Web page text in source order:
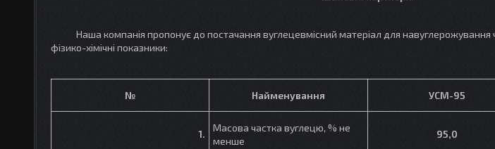
Наша компанія пропонує до постачання вуглецевмісний матеріал для навуглерожування
фізико-хімічні показники:
№ Найменування УСМ-95
1.
Масова частка вуглецю, % не
менше
95,0